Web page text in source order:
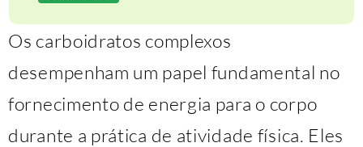
Os carboidratos complexos
desempenham um papel fundamental no
fornecimento de energia para o corpo
durante a prática de atividade física. Eles